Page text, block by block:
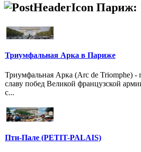
Париж:
Триумфальная Арка в Париже
Триумфальная Арка (Arc de Triomphe) -
славу побед Великой французской
с...
Пти-Пале (PETIT-PALAIS)